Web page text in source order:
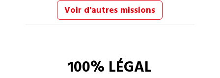
Voir d'autres missions
100% LÉGAL